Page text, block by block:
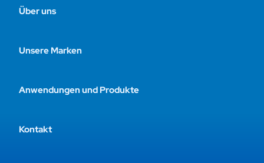
Über uns
Unsere Marken
Anwendungen und Produkte
Kontakt